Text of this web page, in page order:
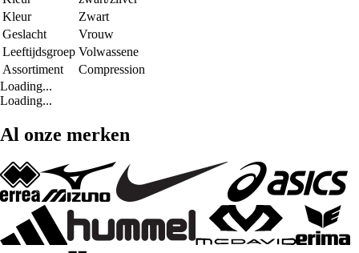
Kleur
Zwart
Geslacht
Vrouw
Leeftijdsgroep Volwassene
Assortiment
Compression
Loading...
Loading...
Al onze merken